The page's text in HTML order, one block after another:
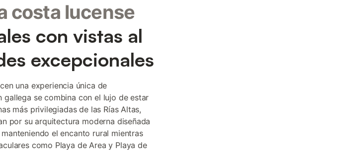
costa lucense
con vistas al
excepcionales
una experiencia única de
se combina con el lujo de estar
más privilegiadas de las Rías Altas,
por su arquitectura moderna diseñada
el encanto rural mientras
como Playa de Area y Playa de